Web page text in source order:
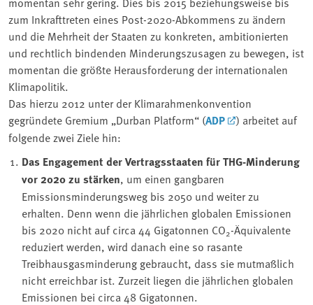
zum Inkrafttreten eines Post-2020-Abkommens zu ändern
und die Mehrheit der Staaten zu konkreten, ambitionierten
und rechtlich bindenden Minderungszusagen zu bewegen, ist
momentan die größte Herausforderung der internationalen
Klimapolitik.
Das hierzu 2012 unter der Klimarahmenkonvention
gegründete Gremium „Durban Platform“ (ADP
) arbeitet auf
folgende zwei Ziele hin:
Das Engagement der Vertragsstaaten für THG-Minderung
vor 2020 zu stärken, um einen gangbaren
Emissionsminderungsweg bis 2050 und weiter zu
erhalten. Denn wenn die jährlichen globalen Emissionen
bis 2020 nicht auf circa 44 Gigatonnen CO2-Äquivalente
reduziert werden, wird danach eine so rasante
Treibhausgasminderung gebraucht, dass sie mutmaßlich
nicht erreichbar ist. Zurzeit liegen die jährlichen globalen
Emissionen bei circa 48 Gigatonnen.